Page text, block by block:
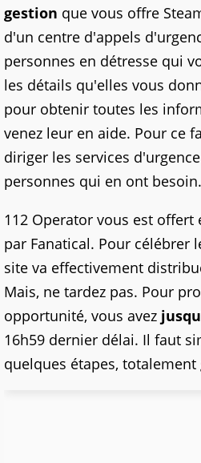
gestion que vous offre
d'un centre d'appels
personnes en détresse qui
les détails qu'elles vous
pour obtenir toutes les
venez leur en aide. Pour ce
diriger les services
personnes qui en ont besoin.
112 Operator vous est offert
par Fanatical. Pour célébrer
site va effectivement
Mais, ne tardez pas. Pour
opportunité, vous avez
16h59 dernier délai. Il faut
quelques étapes, totalement